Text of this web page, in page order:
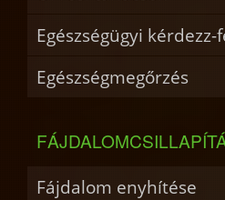
Egészségügyi kérdezz-
Egészségmegőrzés
Fájdalom enyhítése